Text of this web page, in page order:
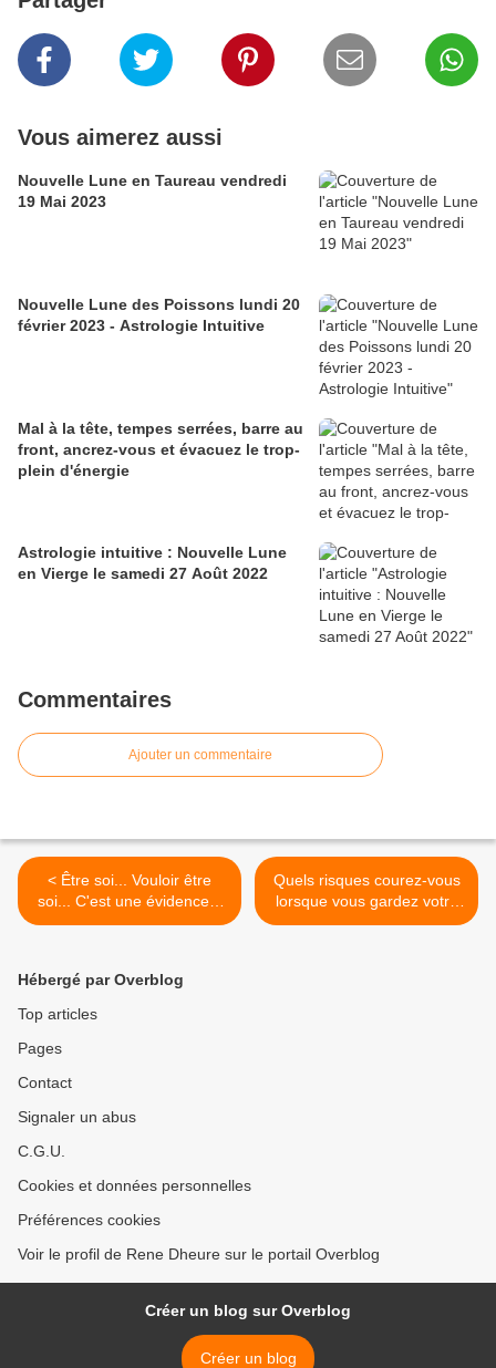
Vous aimerez aussi
Nouvelle Lune en Taureau vendredi
19 Mai 2023
Nouvelle Lune des Poissons lundi 20
février 2023 - Astrologie Intuitive
Mal à la tête, tempes serrées, barre au
front, ancrez-vous et évacuez le trop-
plein d'énergie
Astrologie intuitive : Nouvelle Lune
en Vierge le samedi 27 Août 2022
Commentaires
Ajouter un commentaire
< Être soi... Vouloir être
soi... C'est une évidence...
Facile... Ou pas facile ?
Quels risques courez-vous
lorsque vous gardez votre
téléphone allumé près de
Hébergé par Overblog
Top articles
Pages
Contact
Signaler un abus
C.G.U.
Cookies et données personnelles
Préférences cookies
Voir le profil de Rene Dheure sur le portail Overblog
Créer un blog sur Overblog
Créer un blog